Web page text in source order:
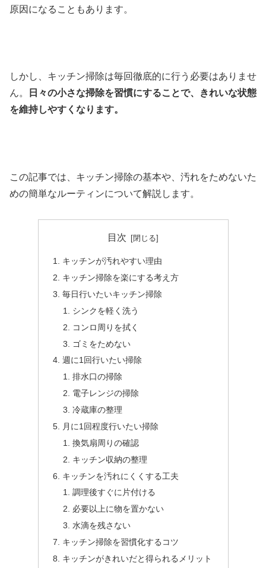
原因になることもあります。
しかし、キッチン掃除は毎回徹底的に行う必要はありませ
ん。
日々の小さな掃除を習慣にすることで、きれいな状態
を維持しやすくなります。
この記事では、キッチン掃除の基本や、汚れをためないた
めの簡単なルーティンについて解説します。
目次
キッチンが汚れやすい理由
キッチン掃除を楽にする考え方
毎日行いたいキッチン掃除
シンクを軽く洗う
コンロ周りを拭く
ゴミをためない
週に1回行いたい掃除
排水口の掃除
電子レンジの掃除
冷蔵庫の整理
月に1回程度行いたい掃除
換気扇周りの確認
キッチン収納の整理
キッチンを汚れにくくする工夫
調理後すぐに片付ける
必要以上に物を置かない
水滴を残さない
キッチン掃除を習慣化するコツ
キッチンがきれいだと得られるメリット